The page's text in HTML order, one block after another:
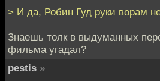
> И да, Робин Гуд руки ворам
Знаешь толк в выдуманных
фильма угадал?
pestis »